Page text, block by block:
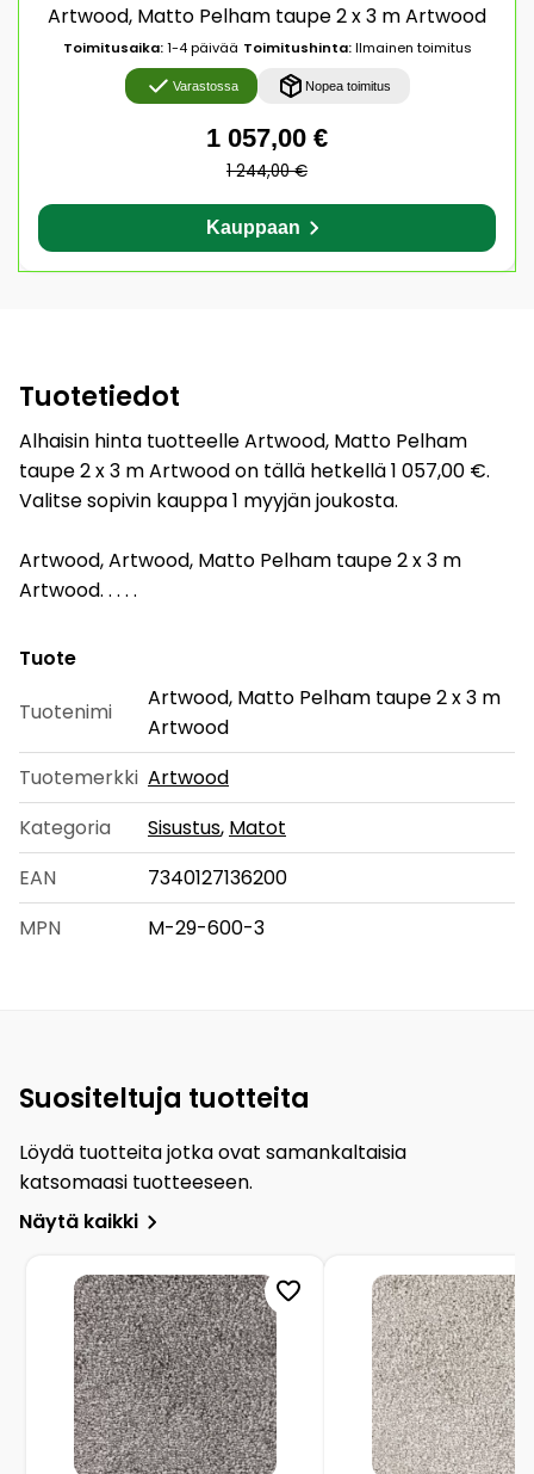
Artwood, Matto Pelham taupe 2 x 3 m Artwood
Toimitusaika:1-4 päivää Toimitushinta:Ilmainen toimitus
Varastossa Nopea toimitus
1 057,00 €
1 244,00 €
Kauppaan
Tuotetiedot
Alhaisin hinta tuotteelle Artwood, Matto Pelham
taupe 2 x 3 m Artwood on tällä hetkellä 1 057,00 €.
Valitse sopivin kauppa 1 myyjän joukosta.
Artwood, Artwood, Matto Pelham taupe 2 x 3 m
Artwood. . . . .
Tuote
Tuotenimi
Artwood, Matto Pelham taupe 2 x 3 m
Artwood
Tuotemerkki Artwood
Kategoria
Sisustus, Matot
EAN
7340127136200
MPN
M-29-600-3
Suositeltuja tuotteita
Löydä tuotteita jotka ovat samankaltaisia
katsomaasi tuotteeseen.
Näytä kaikki